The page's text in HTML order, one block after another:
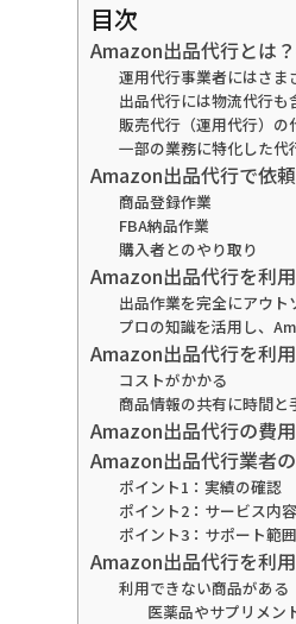
目次
Amazon出品代行とは
運用代行事業者にはさま
出品代行には物流代行も
販売代行（運用代行）の
一部の業務に特化した代
Amazon出品代行で依
商品登録作業
FBA納品作業
購入者とのやり取り
Amazon出品代行を利
出品作業を完全にアウト
プロの知識を活用し、
Amazon出品代行を利
コストがかかる
商品情報の共有に時間と
Amazon出品代行の費
Amazon出品代行業者
ポイント1：実績の確認
ポイント2：サービス内
ポイント3：サポート範
Amazon出品代行を利
利用できない商品がある
医薬品やサプリメン